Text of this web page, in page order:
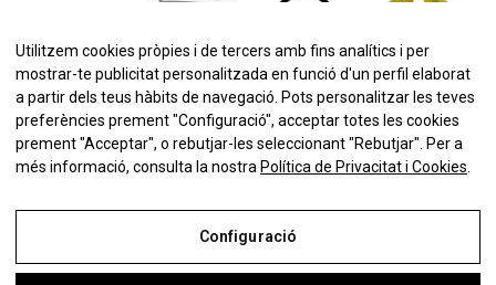
No et perdis la nostra
Utilitzem cookies pròpies i de tercers amb fins analítics i per
mostrar-te publicitat personalitzada en funció d'un perfil elaborat
a partir dels teus hàbits de navegació. Pots personalitzar les teves
preferències prement "Configuració", acceptar totes les cookies
prement "Acceptar", o rebutjar-les seleccionant "Rebutjar". Per a
més informació, consulta la nostra Política de Privacitat i Cookies
Configuració